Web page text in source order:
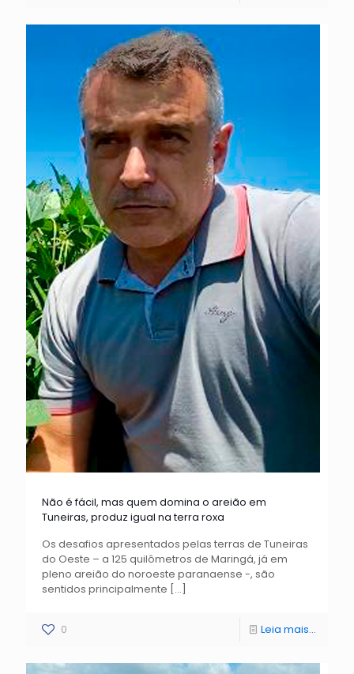
Não é fácil, mas quem domina o areião em
Tuneiras, produz igual na terra roxa
Os desafios apresentados pelas terras de Tuneiras
do Oeste – a 125 quilômetros de Maringá, já em
pleno areião do noroeste paranaense -, são
sentidos principalmente […]
0 Leia mais...